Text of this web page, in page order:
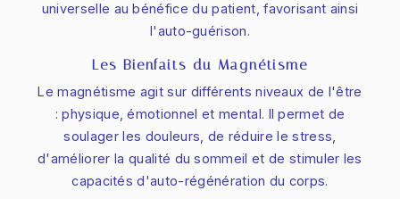
universelle au bénéfice du patient, favorisant ainsi
l'auto-guérison.
Les Bienfaits du Magnétisme
Le magnétisme agit sur différents niveaux de l'être
: physique, émotionnel et mental. Il permet de
soulager les douleurs, de réduire le stress,
d'améliorer la qualité du sommeil et de stimuler les
capacités d'auto-régénération du corps.